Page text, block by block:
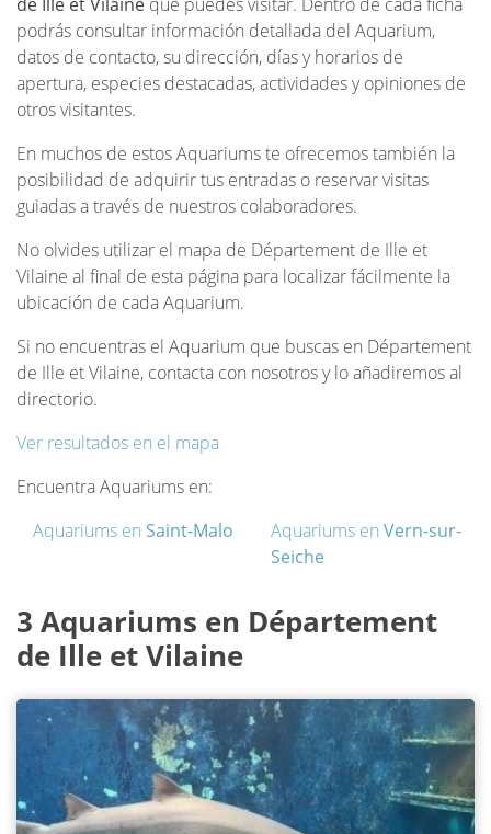
podrás consultar información detallada del Aquarium,
datos de contacto, su dirección, días y horarios de
apertura, especies destacadas, actividades y opiniones de
otros visitantes.
En muchos de estos Aquariums te ofrecemos también la
posibilidad de adquirir tus entradas o reservar visitas
guiadas a través de nuestros colaboradores.
No olvides utilizar el mapa de Département de Ille et
Vilaine al final de esta página para localizar fácilmente la
ubicación de cada Aquarium.
Si no encuentras el Aquarium que buscas en Département
de Ille et Vilaine, contacta con nosotros y lo añadiremos al
directorio.
Ver resultados en el mapa
Encuentra Aquariums en:
Aquariums en Saint-Malo Aquariums en Vern-sur-
Seiche
3 Aquariums en Département
de Ille et Vilaine